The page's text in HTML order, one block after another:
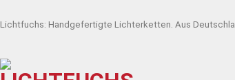
Lichtfuchs: Handgefertigte Lichterketten. Aus